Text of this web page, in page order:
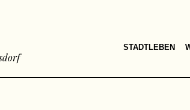
STADTLEBEN